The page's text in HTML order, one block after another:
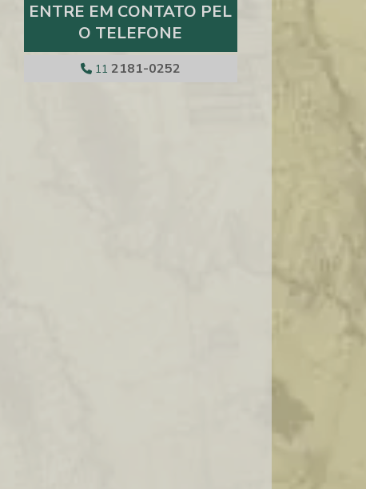
DISTRIBUIDORA DE FRIOS E EMBUTIDOS
DISTRIBUIDORA DE FRUTAS SECAS SP
DISTRIBUIDORA DE GRANA PADANO
ENTRE EM CONTATO PEL
O TELEFONE
11 2181-0252